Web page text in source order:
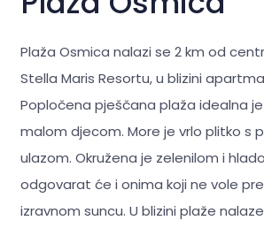
Plaža Osmica nalazi se 2 km od
Stella Maris Resortu, u blizini
Popločena pješčana plaža idealna
malom djecom. More je vrlo plitko s
ulazom. Okružena je zelenilom i
odgovarat će i onima koji ne vole
izravnom suncu. U blizini plaže